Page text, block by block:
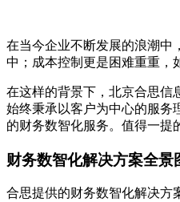
在当今企业不断发展的浪潮中
中；成本控制更是困难重重，
在这样的背景下，北京合思信
始终秉承以客户为中心的服务
的财务数智化服务。值得一提
财务数智化解决方案全景
合思提供的财务数智化解决方